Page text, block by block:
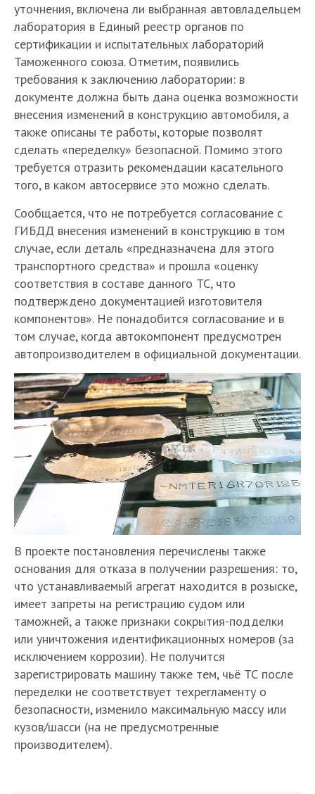
уточнения, включена ли выбранная автовладельцем
лаборатория в Единый реестр органов по
сертификации и испытательных лабораторий
Таможенного союза. Отметим, появились
требования к заключению лаборатории: в
документе должна быть дана оценка возможности
внесения изменений в конструкцию автомобиля, а
также описаны те работы, которые позволят
сделать «переделку» безопасной. Помимо этого
требуется отразить рекомендации касательного
того, в каком автосервисе это можно сделать.
Сообщается, что не потребуется согласование с
ГИБДД внесения изменений в конструкцию в том
случае, если деталь «предназначена для этого
транспортного средства» и прошла «оценку
соответствия в составе данного ТС, что
подтверждено документацией изготовителя
компонентов». Не понадобится согласование и в
том случае, когда автокомпонент предусмотрен
автопроизводителем в официальной документации.
В проекте постановления перечислены также
основания для отказа в получении разрешения: то,
что устанавливаемый агрегат находится в розыске,
имеет запреты на регистрацию судом или
таможней, а также признаки сокрытия-подделки
или уничтожения идентификационных номеров (за
исключением коррозии). Не получится
зарегистрировать машину также тем, чьё ТС после
переделки не соответствует техрегламенту о
безопасности, изменило максимальную массу или
кузов/шасси (на не предусмотренные
производителем).